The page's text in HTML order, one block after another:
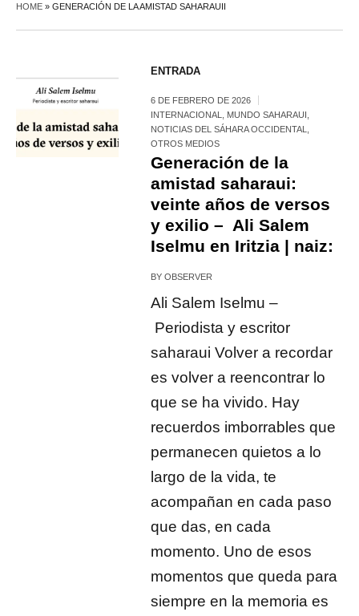
HOME » GENERACIÓN DE LA AMISTAD SAHARAUII
ENTRADA
6 DE FEBRERO DE 2026
INTERNACIONAL
MUNDO SAHARAUI
NOTICIAS DEL SÁHARA OCCIDENTAL
OTROS MEDIOS
Generación de la
amistad saharaui:
veinte años de versos
y exilio – Ali Salem
Iselmu en Iritzia | naiz:
BYOBSERVER
Ali Salem Iselmu –
Periodista y escritor
saharaui Volver a recordar
es volver a reencontrar lo
que se ha vivido. Hay
recuerdos imborrables que
permanecen quietos a lo
largo de la vida, te
acompañan en cada paso
que das, en cada
momento. Uno de esos
momentos que queda para
siempre en la memoria es